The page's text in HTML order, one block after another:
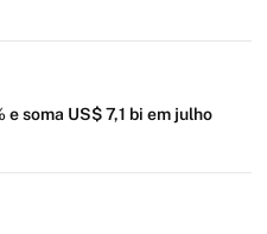
soma US$ 7,1 bi em julho